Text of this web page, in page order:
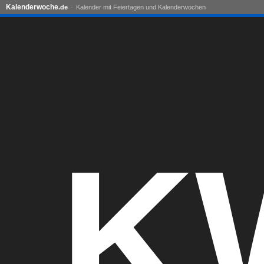
Kalenderwoche.de Kalender mit Feiertagen und Kalenderwochen